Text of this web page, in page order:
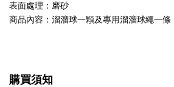
表面處理：磨砂
商品內容：溜溜球一顆及專用溜溜球繩一條
購買須知